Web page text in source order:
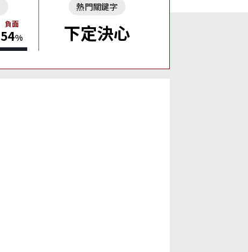
負面
54%
熱門關鍵字
下定決心